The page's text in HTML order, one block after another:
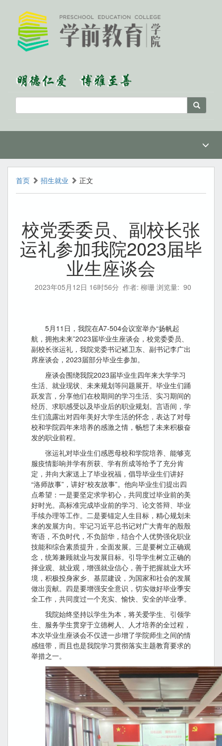
首页 招生就业 正文
校党委委员、副校长张
运礼参加我院2023届毕
业生座谈会
2023年05月12日 16时56分 作者: 柳珊 浏览量: 90
5月11日，我院在A7-504会议室举办“扬帆起
航，拥抱未来”2023届毕业生座谈会，校党委委员、
副校长张运礼，我院党委书记褚卫东、副书记李广出
席座谈会，2023届部分毕业生参加。
座谈会围绕我院2023届毕业生四年来大学学习
生活、就业现状、未来规划等问题展开。毕业生们踊
跃发言，分享他们在校期间的学习生活、实习期间的
经历、求职感受以及毕业后的职业规划。言语间，学
生们流露出对四年美好大学生活的怀念，表达了对母
校和学院四年来培养的感激之情，畅想了未来积极奋
发的职业前程。
张运礼对毕业生们感恩母校和学院培养、能够克
服疫情影响并学有所获、学有所成等给予了充分肯
定，并向大家送上了毕业祝福，倡导毕业生们讲好
“洛师故事”，讲好“校友故事”。他向毕业生们提出四
点希望：一是要坚定求学初心，共同度过毕业前的美
好时光。高标准完成毕业前的学习、论文答辩、毕业
手续办理等工作。二是要锚定人生目标，精心规划未
来的发展方向。牢记习近平总书记对广大青年的殷殷
寄语，不负时代，不负韶华，结合个人优势强化职业
技能和综合素质提升，全面发展。三是要树立正确观
念，统筹兼顾就业与发展目标。引导学生树立正确的
择业观、就业观，增强就业信心，善于把握就业大环
境，积极投身家乡、基层建设，为国家和社会的发展
做出贡献。四是要增强安全意识，切实做好毕业季安
全工作，共同度过一个充实、愉快、安全的毕业季。
我院始终坚持以学生为本，将关爱学生、引领学
生、服务学生贯穿于立德树人、人才培养的全过程，
本次毕业生座谈会不仅进一步增了学院师生之间的情
感纽带，而且也是我院学习贯彻落实主题教育要求的
举措之一。